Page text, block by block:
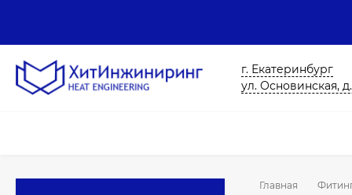
г. Екатеринбург
ул. Основинская,
Главная